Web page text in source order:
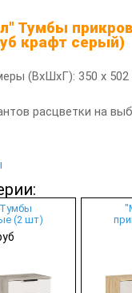
Тумбы
крафт серый)
(ВхШхГ): 350 х 502
расцветки на
(2 шт)